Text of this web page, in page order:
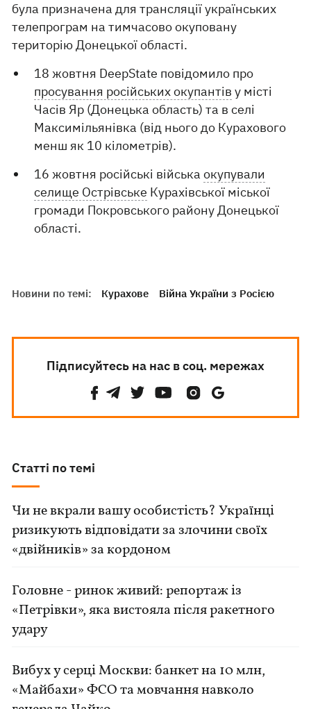
була призначена для трансляції українських
телепрограм на тимчасово окуповану
територію Донецької області.
18 жовтня DeepState повідомило про
просування російських окупантів у місті
Часів Яр (Донецька область) та в селі
Максимільянівка (від нього до Курахового
менш як 10 кілометрів).
16 жовтня російські військаокупували
селище Острівське Курахівської міської
громади Покровського району Донецької
області.
Новини по темі: Курахове Війна України з Росією
Підписуйтесь на нас в соц. мережах
Статті по темі
Чи не вкрали вашу особистість? Українці
ризикують відповідати за злочини своїх
«двійників» за кордоном
Головне - ринок живий: репортаж із
«Петрівки», яка вистояла після ракетного
удару
Вибух у серці Москви: банкет на 10 млн,
«Майбахи» ФСО та мовчання навколо